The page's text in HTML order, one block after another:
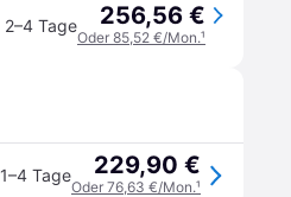
2–4 Tage 256,56 €
Oder 85,52 €/Mon.¹
1–4 Tage 229,90 €
Oder 76,63 €/Mon.¹